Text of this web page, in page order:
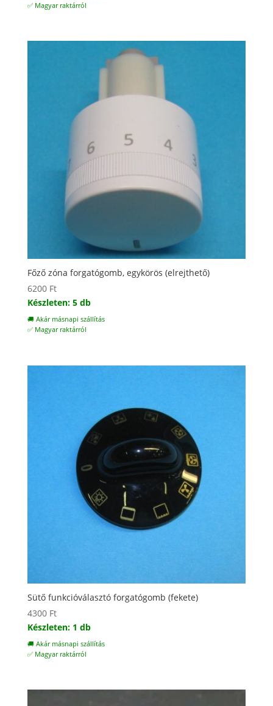
✅ Magyar raktárról
Főző zóna forgatógomb, egykörös (elrejthető)
6200 Ft
Készleten: 5 db
🚚 Akár másnapi szállítás
✅ Magyar raktárról
Sütő funkcióválasztó forgatógomb (fekete)
4300 Ft
Készleten: 1 db
🚚 Akár másnapi szállítás
✅ Magyar raktárról